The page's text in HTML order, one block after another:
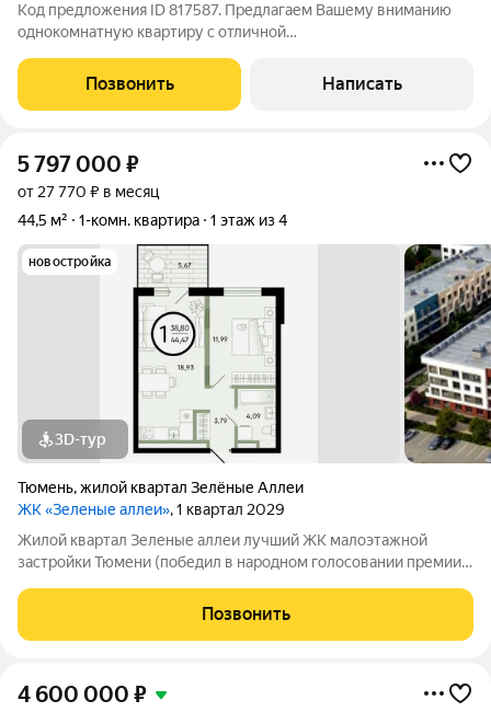
Код предложения ID 817587. Предлагаем Вашему вниманию
однокомнатную квартиру с отличной
маяк и отштукатурены, качественная стяжка пола,
выключатели и розетки, сейфовая входная дверь! ЖК
Позвонить Написать
5 797 000 ₽
от 27 770 ₽ в месяц
44,5 м²
1-комн. квартира 1 этаж из 4
новостройка
3D-тур
Тюмень,жилой квартал Зелёные Аллеи
ЖК «Зеленые аллеи», 1 квартал 2029
Жилой квартал Зеленые аллеи лучший ЖК малоэтажной
застройки Тюмени (победил в народном голосовании премии
малоэтажный комплекс в Тюмени, предлагающий европейский
формат жилья. Расположен в
Позвонить
4 600 000 ₽